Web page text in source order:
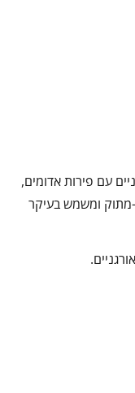
עם פירות אדומים,
מתוק ומשמש בעיקר